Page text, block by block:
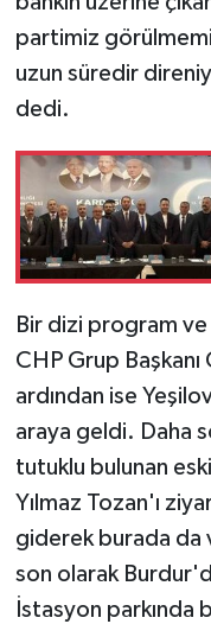
partimiz
uzun süredir
dedi.
Bir dizi program
CHP Grup
ardından ise
araya geldi. Daha
tutuklu bulunan
Yılmaz Tozan'ı
giderek burada da
son olarak
İstasyon parkında